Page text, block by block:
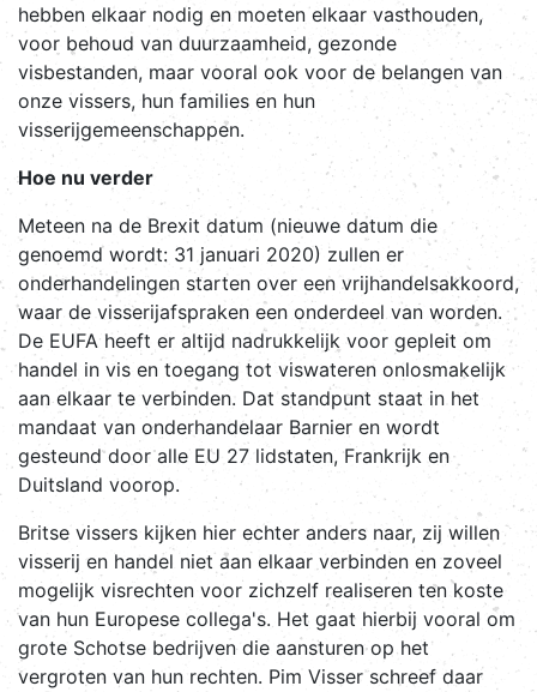
hebben elkaar nodig en moeten elkaar vasthouden,
voor behoud van duurzaamheid, gezonde
visbestanden, maar vooral ook voor de belangen van
onze vissers, hun families en hun
visserijgemeenschappen.
Hoe nu verder
Meteen na de Brexit datum (nieuwe datum die
genoemd wordt: 31 januari 2020) zullen er
onderhandelingen starten over een vrijhandelsakkoord,
waar de visserijafspraken een onderdeel van worden.
De EUFA heeft er altijd nadrukkelijk voor gepleit om
handel in vis en toegang tot viswateren onlosmakelijk
aan elkaar te verbinden. Dat standpunt staat in het
mandaat van onderhandelaar Barnier en wordt
gesteund door alle EU 27 lidstaten, Frankrijk en
Duitsland voorop.
Britse vissers kijken hier echter anders naar, zij willen
visserij en handel niet aan elkaar verbinden en zoveel
mogelijk visrechten voor zichzelf realiseren ten koste
van hun Europese collega's. Het gaat hierbij vooral om
grote Schotse bedrijven die aansturen op het
vergroten van hun rechten. Pim Visser schreef daar